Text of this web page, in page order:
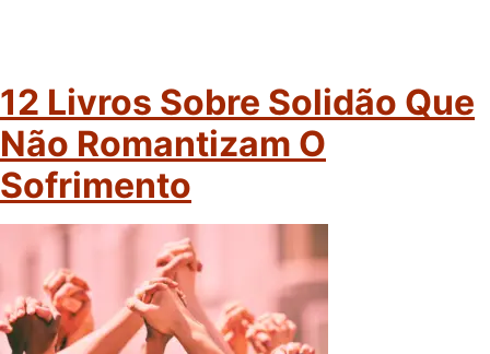
12 Livros Sobre Solidão Que
Não Romantizam O
Sofrimento